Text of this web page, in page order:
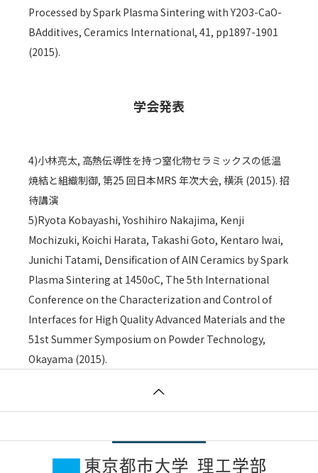
Processed by Spark Plasma Sintering with Y2O3-CaO-
BAdditives, Ceramics International, 41, pp1897-1901
(2015).
学会発表
4)小林亮太, 高熱伝導性を持つ窒化物セラミックスの低温
焼結と組織制御, 第25 回日本MRS 年次大会, 横浜 (2015). 招
待講演
5)Ryota Kobayashi, Yoshihiro Nakajima, Kenji
Mochizuki, Koichi Harata, Takashi Goto, Kentaro Iwai,
Junichi Tatami, Densification of AlN Ceramics by Spark
Plasma Sintering at 1450oC, The 5th International
Conference on the Characterization and Control of
Interfaces for High Quality Advanced Materials and the
51st Summer Symposium on Powder Technology,
Okayama (2015).